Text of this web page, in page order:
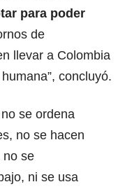
para poder
de
llevar a Colombia
concluyó.
se ordena
no se hacen
no se
ni se usa